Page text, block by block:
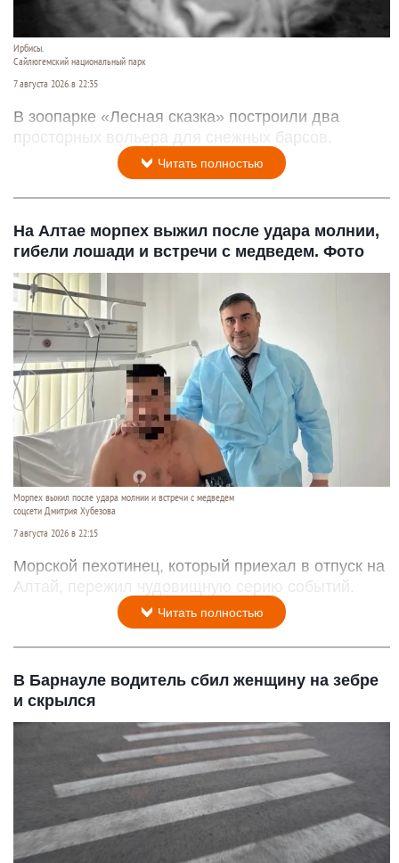
Ирбисы.
Сайлюгемский национальный парк
7 августа 2026 в 22:35
В зоопарке «Лесная сказка» построили два
просторных вольера для снежных барсов.
Читать полностью
На Алтае морпех выжил после удара молнии,
гибели лошади и встречи с медведем. Фото
Морпех выжил после удара молнии и встречи с медведем
соцсети Дмитрия Хубезова
7 августа 2026 в 22:15
Морской пехотинец, который приехал в отпуск на
Алтай, пережил чудовищную серию событий.
Читать полностью
В Барнауле водитель сбил женщину на зебре
и скрылся